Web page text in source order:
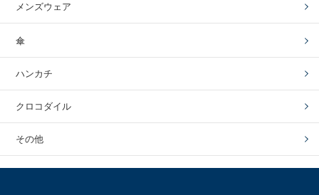
メンズウェア
傘
ハンカチ
クロコダイル
その他